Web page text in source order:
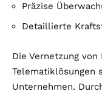
Präzise
Detaillierte
Die Vernetzung
Telematiklösungen
Unternehmen.